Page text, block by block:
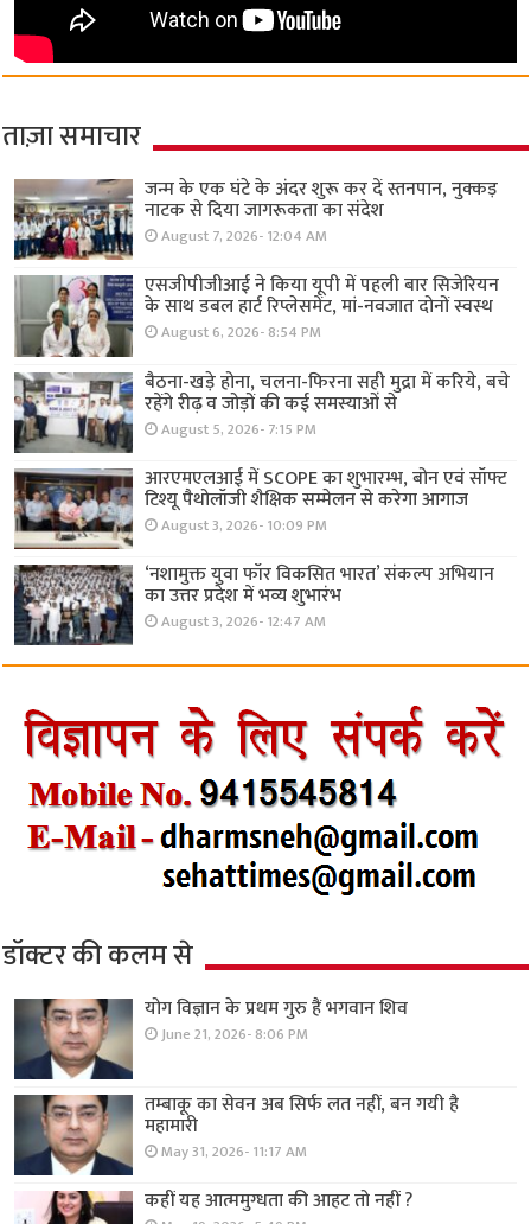
ताज़ा समाचार
जन्म के एक घंटे के अंदर शुरू कर दें स्तनपान, नुक्कड़
नाटक से दिया जागरूकता का संदेश
August 7, 2026- 12:04 AM
एसजीपीजीआई ने किया यूपी में पहली बार सिजेरियन
के साथ डबल हार्ट रिप्लेसमेंट, मां-नवजात दोनों स्वस्थ
August 6, 2026- 8:54 PM
बैठना-खड़े होना, चलना-फिरना सही मुद्रा में करिये, बचे
रहेंगे रीढ़ व जोड़ों की कई समस्याओं से
August 5, 2026- 7:15 PM
आरएमएलआई में SCOPE का शुभारम्भ, बोन एवं सॉफ्ट
टिश्यू पैथोलॉजी शैक्षिक सम्मेलन से करेगा आगाज
August 3, 2026- 10:09 PM
‘नशामुक्त युवा फॉर विकसित भारत’ संकल्प अभियान
का उत्तर प्रदेश में भव्य शुभारंभ
August 3, 2026- 12:47 AM
डॉक्टर की कलम से
योग विज्ञान के प्रथम गुरु हैं भगवान शिव
June 21, 2026- 8:06 PM
तम्बाकू का सेवन अब सिर्फ लत नहीं, बन गयी है
महामारी
May 31, 2026- 11:17 AM
कहीं यह आत्ममुग्धता की आहट तो नहीं ?